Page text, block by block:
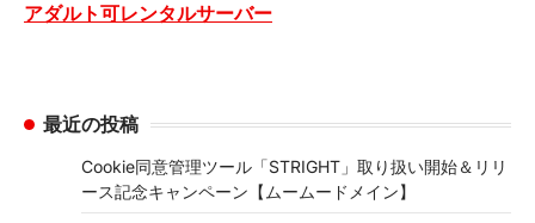
アダルト可レンタルサーバー
最近の投稿
Cookie同意管理ツール「STRIGHT」取り扱い開始＆リリ
ース記念キャンペーン【ムームードメイン】